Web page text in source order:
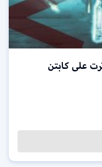
على كابتن